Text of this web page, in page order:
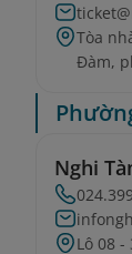
Tòa
Đàm,
Nghi
Lô 08